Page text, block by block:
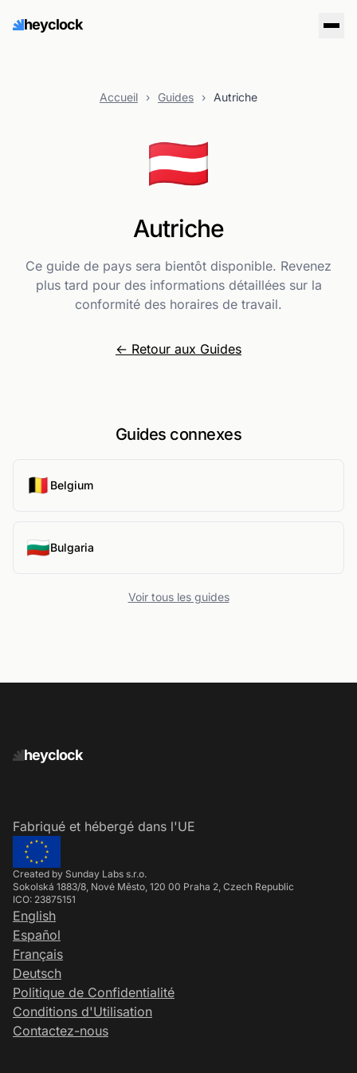
heyclock
Accueil › Guides › Autriche
🇦🇹
Autriche
Ce guide de pays sera bientôt disponible. Revenez
plus tard pour des informations détaillées sur la
conformité des horaires de travail.
← Retour aux Guides
Guides connexes
🇧🇪 Belgium
🇧🇬Bulgaria
Voir tous les guides
heyclock
Fabriqué et hébergé dans l'UE
Created by Sunday Labs s.r.o.
Sokolská 1883/8, Nové Město, 120 00 Praha 2, Czech Republic
ICO: 23875151
English
Español
Français
Deutsch
Politique de Confidentialité
Conditions d'Utilisation
Contactez-nous